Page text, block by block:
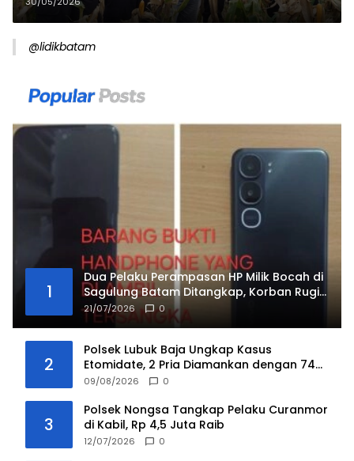
Pertanian Galang
@lidikbatam
1
Dua Pelaku Perampasan HP Milik Bocah di
Sagulung Batam Ditangkap, Korban Rugi
Rp 3 Juta
21/07/2026 0
2
Polsek Lubuk Baja Ungkap Kasus
Etomidate, 2 Pria Diamankan dengan 74
Cartridge Vape
09/08/2026 0
3
Polsek Nongsa Tangkap Pelaku Curanmor
di Kabil, Rp 4,5 Juta Raib
12/07/2026 0